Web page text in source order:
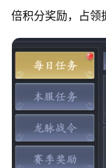
倍积分奖励，占领